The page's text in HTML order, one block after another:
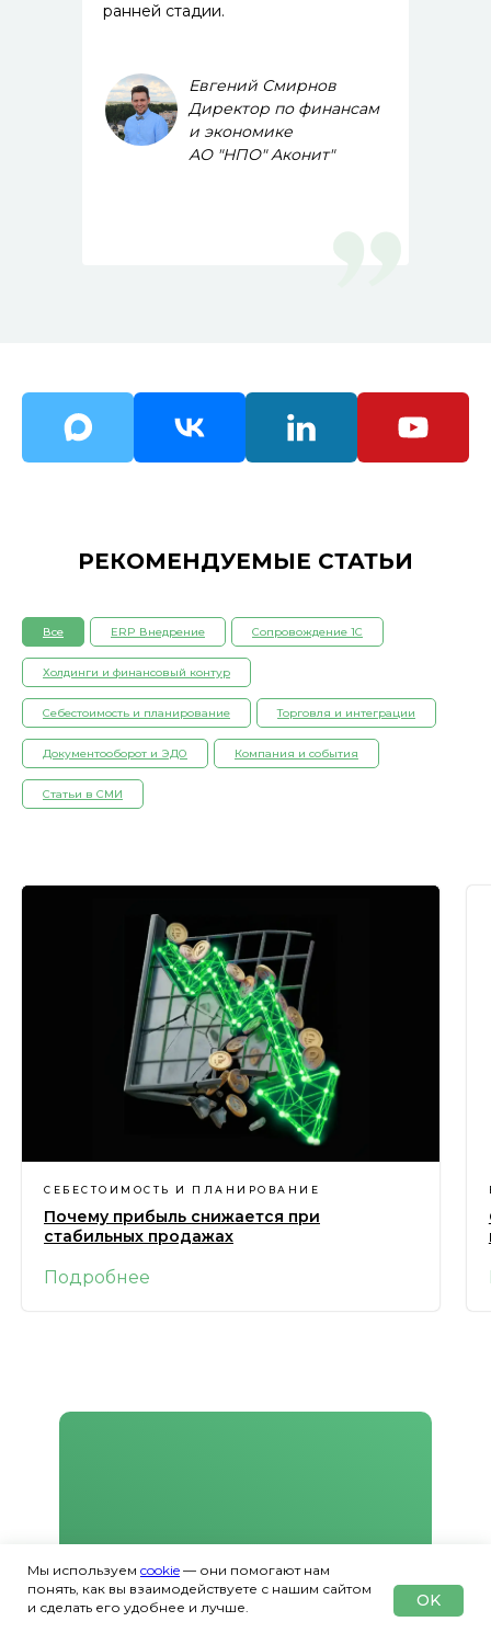
Евгений Смирнов
Директор по финансам
и экономике
АО "НПО" Аконит"
ранней стадии.
РЕКОМЕНДУЕМЫЕ СТАТЬИ
Все ERP Внедрение Сопровождение 1С
Холдинги и финансовый контур
Себестоимость и планирование Торговля и интеграции
Документооборот и ЭДО Компания и события
Статьи в СМИ
СЕБЕСТОИМОСТЬ И ПЛАНИРОВАНИЕ
Почему прибыль снижается при
стабильных продажах
Подробнее
Мы используем cookie — они помогают нам
понять, как вы взаимодействуете с нашим сайтом
и сделать его удобнее и лучше.
OK